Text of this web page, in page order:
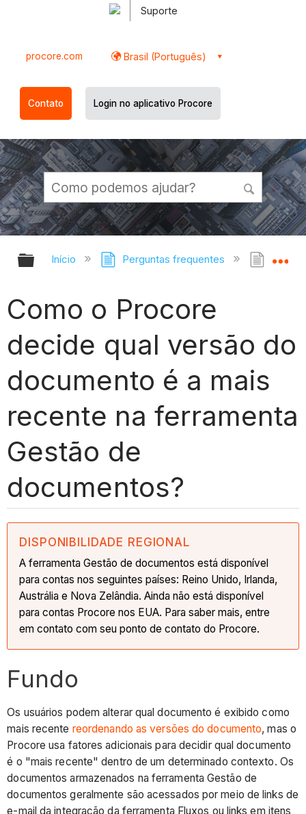
Suporte
procore.com Brasil (Português)
Contato Login no aplicativo Procore
Expandir/recolher hierarquia
Início Perguntas frequentes
Como o Procore
decide qual versão do
documento é a mais
recente na ferramenta
Gestão de
documentos?
DISPONIBILIDADE REGIONAL
A ferramenta Gestão de documentos está disponível
para contas nos seguintes países: Reino Unido, Irlanda,
Austrália e Nova Zelândia. Ainda não está disponível
para contas Procore nos EUA. Para saber mais, entre
em contato com seu ponto de contato do Procore.
Fundo
Os usuários podem alterar qual documento é exibido como
mais recente reordenando as versões do documento, mas o
Procore usa fatores adicionais para decidir qual documento
é o "mais recente" dentro de um determinado contexto. Os
documentos armazenados na ferramenta Gestão de
documentos geralmente são acessados por meio de links de
e-mail da integração da ferramenta Fluxos ou links em itens